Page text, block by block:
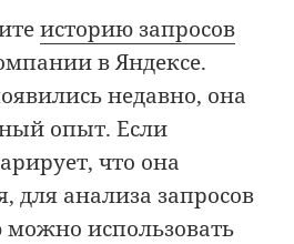
историю запросов
в Яндексе.
недавно, она
опыт. Если
что она
для анализа запросов
использовать